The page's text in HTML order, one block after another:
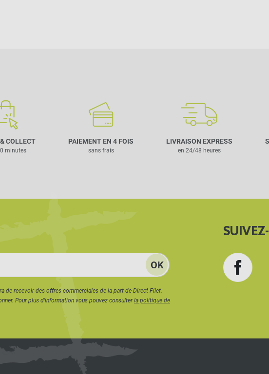
COLLECT
minutes
PAIEMENT EN 4 FOIS
sans frais
LIVRAISON EXPRESS
en 24/48 heures
de recevoir des offres commerciales de la part de Direct Filet.
Pour plus d'information vous pouvez consulterla politique de